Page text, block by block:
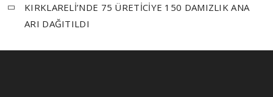
KIRKLARELİ’NDE 75 ÜRETİCİYE 150 DAMIZLIK ANA
ARI DAĞITILDI